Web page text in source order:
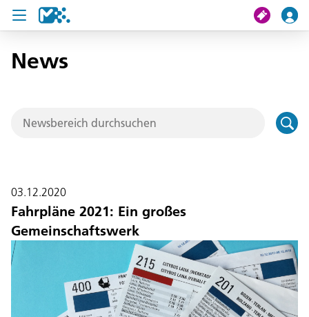
Suche
News
Projekte
Service und Kontakt
News
03.12.2020
Fahrpläne 2021: Ein großes
Gemeinschaftswerk